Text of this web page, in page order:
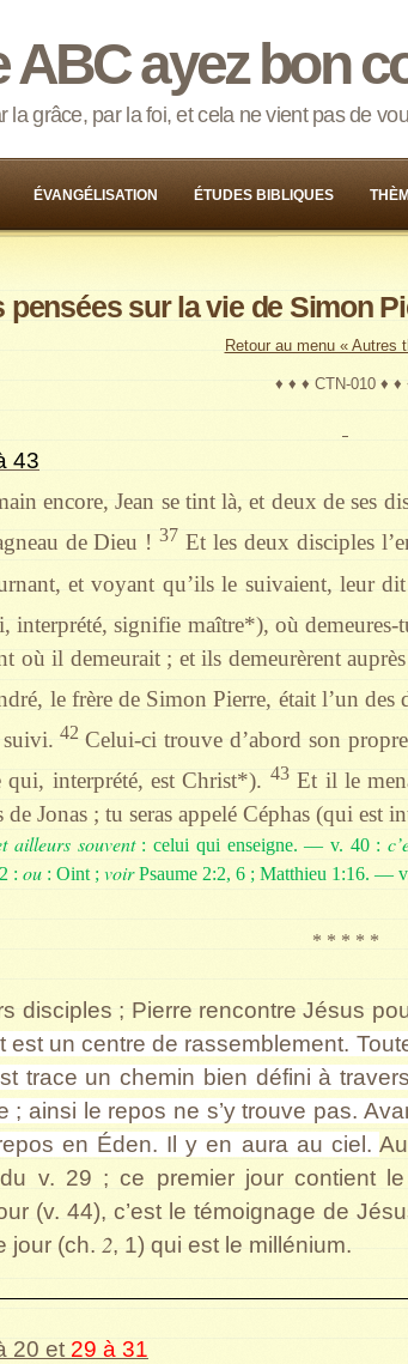
ABC ayez bon
la grâce, par la foi, et cela ne vient pas de
ÉVANGÉLISATION ÉTUDES BIBLIQUES
pensées sur la vie de Simon
Retour au menu « Autres
♦ ♦ ♦ CTN-010 ♦ ♦
43
encore, Jean se tint là, et deux de ses
de Dieu !37 Et les deux disciples
et voyant qu’ils le suivaient, leur
interprété, signifie maître*), où demeures-
où il demeurait ; et ils demeurèrent
le frère de Simon Pierre, était l’un
suivi.42 Celui-ci trouve d’abord son
qui, interprété, est Christ*). 43Et il le
Jonas ; tu seras appelé Céphas (qui est
ailleurs souvent: celui qui enseigne. — v. 40 :
: ou : Oint ; voirPsaume 2:2, 6 ; Matthieu 1:16. —
* * * * *
disciples ; Pierre rencontre Jésus
est un centre de rassemblement.
trace un chemin bien défini à
; ainsi le repos ne s’y trouve pas.
en Éden. Il y en aura au ciel.
du v. 29 ; ce premier jour contient
(v. 44), c’est le témoignage de
jour (ch. 2, 1) qui est le millénium.
20 et 29 à 31